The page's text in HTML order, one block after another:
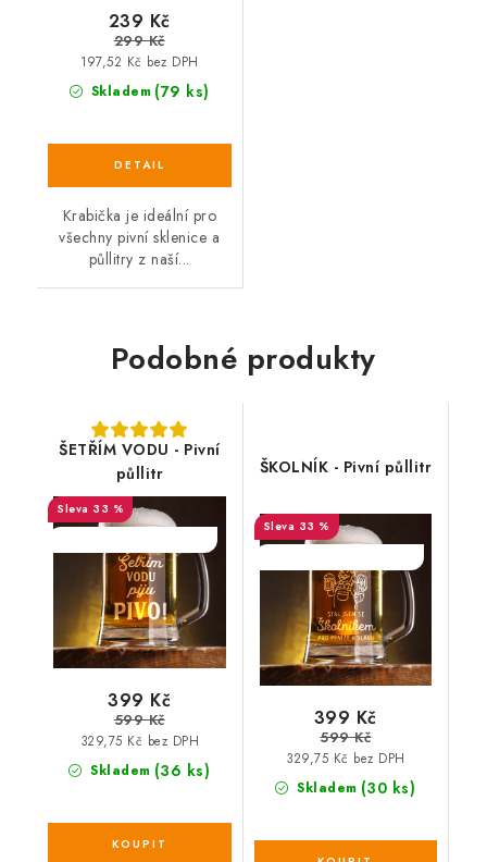
Skladem (79 ks)
197,52 Kč bez DPH
239 Kč
299 Kč
Krabička je ideální pro
všechny pivní sklenice a
půllitry z naší...
Podobné produkty
ŠETŘÍM VODU - Pivní
půllitr
33 %
Skladem (36 ks)
329,75 Kč bez DPH
399 Kč
599 Kč
ŠKOLNÍK - Pivní půllitr
33 %
Skladem (30 ks)
329,75 Kč bez DPH
399 Kč
599 Kč